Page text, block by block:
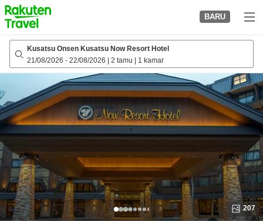
to
top
page
BARU
Kusatsu Onsen Kusatsu Now Resort Hotel
21/08/2026 - 22/08/2026 2 tamu 1 kamar
207